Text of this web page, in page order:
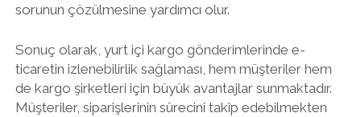
sorunun çözülmesine yardımcı olur.
Sonuç olarak, yurt içi kargo gönderimlerinde e-
ticaretin izlenebilirlik sağlaması, hem müşteriler hem
de kargo şirketleri için büyük avantajlar sunmaktadır.
Müşteriler, siparişlerinin sürecini takip edebilmekten